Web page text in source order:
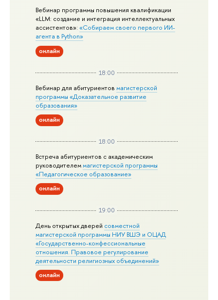
Вебинар программы повышения квалификации
«LLM: создание и интеграция интеллектуальных
ассистентов»:«Собираем своего первого ИИ-
агента в Python»
онлайн
18:00
Вебинар для абитуриентовмагистерской
программы «Доказательное развитие
образования»
онлайн
18:00
Встреча абитуриентов с академическим
руководителеммагистерской программы
«Педагогическое образование»
онлайн
19:00
День открытых дверей совместной
магистерской программы НИУ ВШЭ и ОЦАД
«Государственно-конфессиональные
отношения. Правовое регулирование
деятельности религиозных объединений»
онлайн